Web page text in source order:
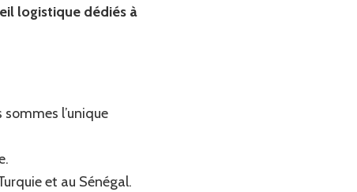
logistique dédiés à
l’unique
et au Sénégal.